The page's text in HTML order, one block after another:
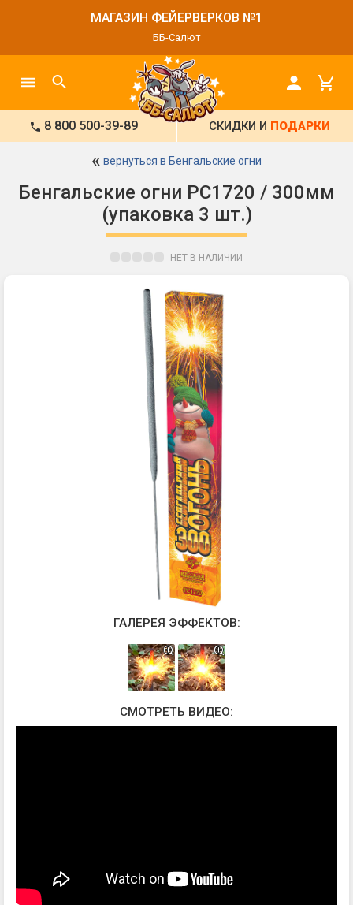
МАГАЗИН ФЕЙЕРВЕРКОВ №1
ББ-Салют
8 800 500-39-89 СКИДКИ И ПОДАРКИ
« вернуться в Бенгальские огни
Бенгальские огни РС1720 / 300мм
(упаковка 3 шт.)
НЕТ В НАЛИЧИИ
ГАЛЕРЕЯ ЭФФЕКТОВ:
СМОТРЕТЬ ВИДЕО: